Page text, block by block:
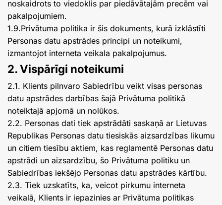
noskaidrots to viedoklis par piedāvātajām precēm vai
pakalpojumiem.
1.9.Privātuma politika ir šis dokuments, kurā izklāstīti
Personas datu apstrādes principi un noteikumi,
izmantojot interneta veikala pakalpojumus.
2. Vispārīgi noteikumi
2.1. Klients pilnvaro Sabiedrību veikt visas personas
datu apstrādes darbības šajā Privātuma politikā
noteiktajā apjomā un nolūkos.
2.2. Personas dati tiek apstrādāti saskaņā ar Lietuvas
Republikas Personas datu tiesiskās aizsardzības likumu
un citiem tiesību aktiem, kas reglamentē Personas datu
apstrādi un aizsardzību, šo Privātuma politiku un
Sabiedrības iekšējo Personas datu apstrādes kārtību.
2.3. Tiek uzskatīts, ka, veicot pirkumu interneta
veikalā, Klients ir iepazinies ar Privātuma politikas